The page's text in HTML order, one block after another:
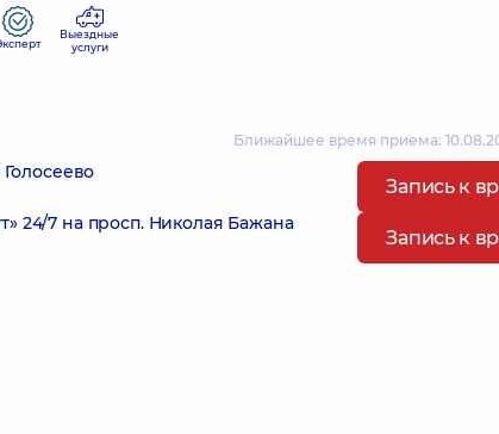
Выездные
услуги
Ближайшее время приема:
Запись к
24/7 на просп. Николая Бажана
Запись к